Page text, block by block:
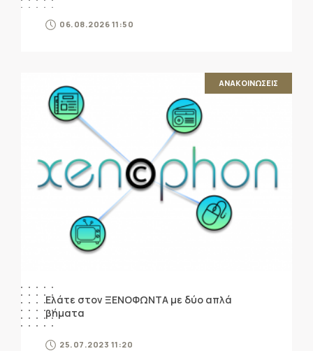
06.08.2026 11:50
ΑΝΑΚΟΙΝΩΣΕΙΣ
Ελάτε στον ΞΕΝΟΦΩΝΤΑ με δύο απλά
βήματα
25.07.2023 11:20